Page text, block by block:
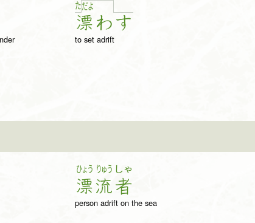
ただよ
漂わす
to set adrift
ひょう
漂
りゅう
流
しゃ
者
person adrift on the sea